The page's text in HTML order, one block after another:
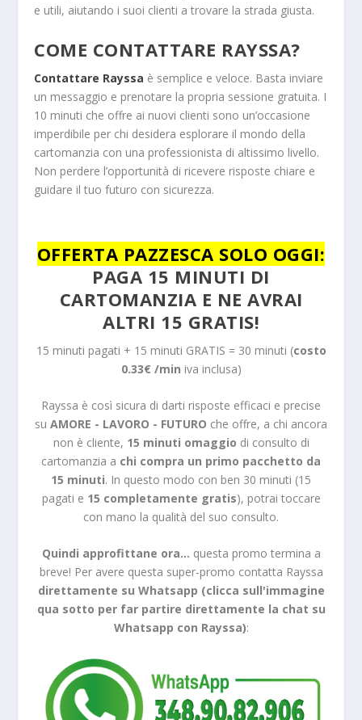
e utili, aiutando i suoi clienti a trovare la strada giusta.
COME CONTATTARE RAYSSA?
Contattare Rayssa è semplice e veloce. Basta inviare
un messaggio e prenotare la propria sessione gratuita. I
10 minuti che offre ai nuovi clienti sono un’occasione
imperdibile per chi desidera esplorare il mondo della
cartomanzia con una professionista di altissimo livello.
Non perdere l’opportunità di ricevere risposte chiare e
guidare il tuo futuro con sicurezza.
OFFERTA PAZZESCA SOLO OGGI:
PAGA 15 MINUTI DI
CARTOMANZIA E NE AVRAI
ALTRI 15 GRATIS!
15 minuti pagati + 15 minuti GRATIS = 30 minuti (costo
0.33€ /min iva inclusa)
Rayssa è così sicura di darti risposte efficaci e precise
su AMORE - LAVORO - FUTURO che offre, a chi ancora
non è cliente, 15 minuti omaggio di consulto di
cartomanzia a chi compra un primo pacchetto da
15 minuti. In questo modo con ben 30 minuti (15
pagati e 15 completamente gratis), potrai toccare
con mano la qualità del suo consulto.
Quindi approfittane ora... questa promo termina a
breve! Per avere questa super-promo contatta Rayssa
direttamente su Whatsapp (clicca sull'immagine
qua sotto per far partire direttamente la chat su
Whatsapp con Rayssa):